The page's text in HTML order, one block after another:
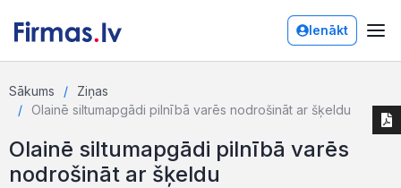
Ienākt
Sākums
Ziņas
Olainē siltumapgādi pilnībā varēs nodrošināt ar šķeldu
Olainē siltumapgādi pilnībā varēs
nodrošināt ar šķeldu